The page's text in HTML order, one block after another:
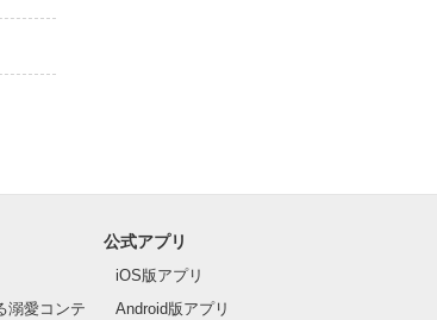
溺愛コンテ
公式アプリ
iOS版アプリ
Android版アプリ